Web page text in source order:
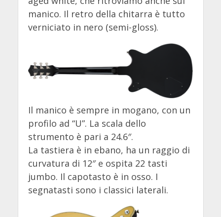
manico. Il retro della chitarra è tutto
verniciato in nero (semi-gloss).
Il manico è sempre in mogano, con un
profilo ad “U”. La scala dello
strumento è pari a 24.6″.
La tastiera è in ebano, ha un raggio di
curvatura di 12″ e ospita 22 tasti
jumbo. Il capotasto è in osso. I
segnatasti sono i classici laterali.